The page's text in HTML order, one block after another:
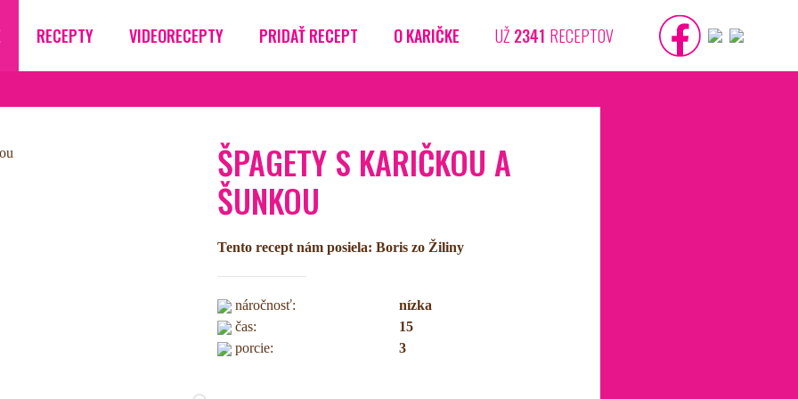
RECEPTY VIDEORECEPTY PRIDAŤ RECEPT O KARIČKE UŽ 2341 RECEPTOV
ŠPAGETY S KARIČKOU A
ŠUNKOU
Tento recept nám posiela: Boris zo Žiliny
náročnosť:
nízka
čas:
15
porcie:
3